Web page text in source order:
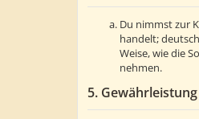
Du nimmst zur
handelt;
Weise, wie die
nehmen.
5. Gewährleistung